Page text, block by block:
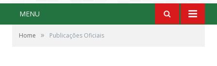
MENU
Home » Publicações Oficiais